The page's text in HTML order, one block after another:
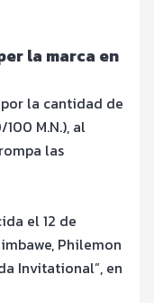
la marca en
la cantidad de
M.N.), al
las
el 12 de
Philemon
Invitational”, en